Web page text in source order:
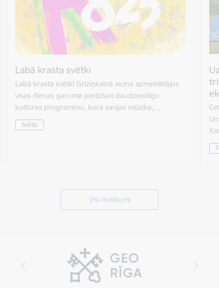
Labā krasta svētki
Labā krasta svētki Grīziņkalnā aicina apmeklētājus
visas dienas garumā piedzīvot daudzveidīgu
kultūras programmu, kurā savijas mūzika,…
Svētki
Visi notikumi